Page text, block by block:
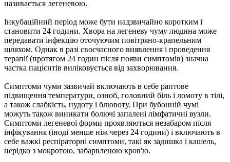
називається легеневою.
Інкубаційний період може бути надзвичайно коротким і
становити 24 години. Хвора на легеневу чуму людина може
передавати інфекцію оточуючим повітряно-крапельним
шляхом. Однак в разі своєчасного виявлення і проведення
терапії (протягом 24 годин після появи симптомів) значна
частка пацієнтів виліковується від захворювання.
Симптоми чуми зазвичай включають в себе раптове
підвищення температури, озноб, головний біль і ломоту в тілі,
а також слабкість, нудоту і блювоту. При бубонній чумі
можуть також виникати болючі запалені лімфатичні вузли.
Симптоми легеневої форми проявляються незабаром після
інфікування (іноді менше ніж через 24 години) і включають в
себе важкі респіраторні симптоми, такі як задишка і кашель,
нерідко з мокротою, забарвленою кров'ю.